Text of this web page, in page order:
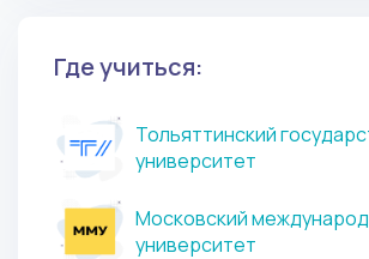
Где учиться:
Тольяттинский
университет
Московский
университет